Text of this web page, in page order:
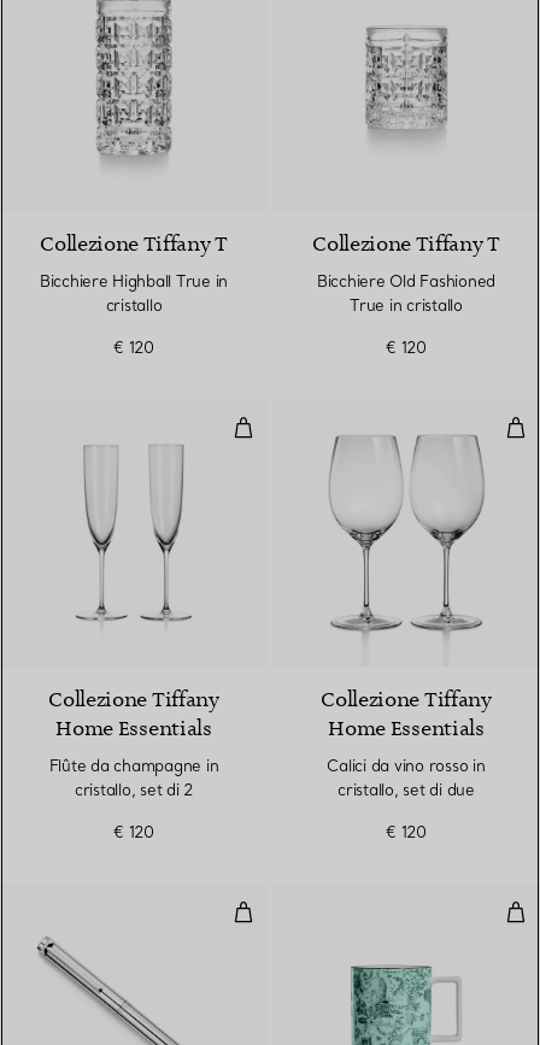
Collezione Tiffany T
Bicchiere Highball True in
cristallo
€ 120
Collezione Tiffany T
Bicchiere Old Fashioned
True in cristallo
€ 120
Flûte da champagne in cristallo,
Collezione Tiffany
Home Essentials
Flûte da champagne in
cristallo, set di 2
€ 120
Collezione Tiffany
Home Essentials
Calici da vino rosso in
cristallo, set di due
€ 120
Penna a sfera in argento